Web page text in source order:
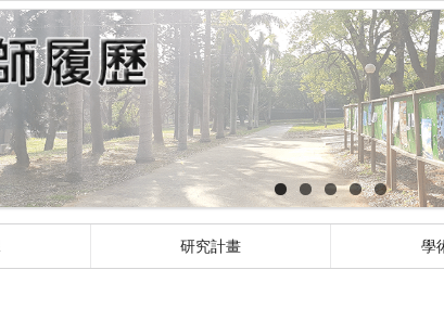
研究計畫 學